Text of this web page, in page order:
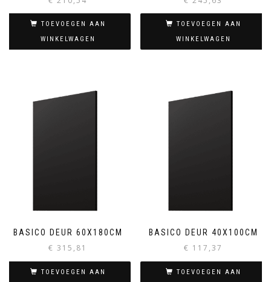
TOEVOEGEN AAN
WINKELWAGEN
TOEVOEGEN AAN
WINKELWAGEN
BASICO DEUR 60X180CM
€ 315,81
TOEVOEGEN AAN
BASICO DEUR 40X100CM
€ 117,37
TOEVOEGEN AAN